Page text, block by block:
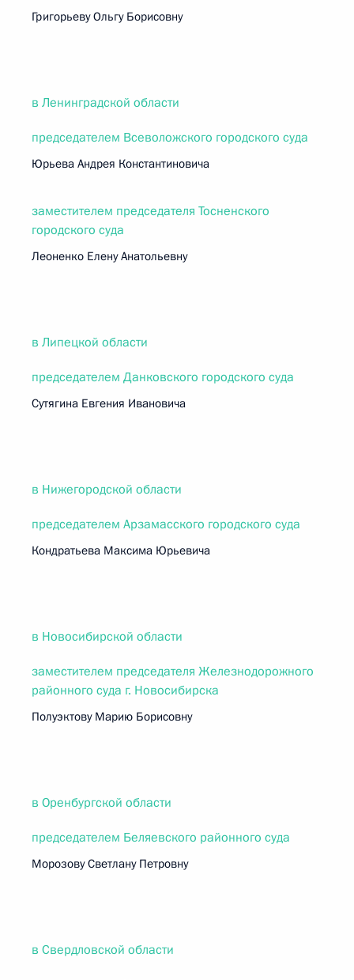
Григорьеву Ольгу Борисовну
в Ленинградской области
председателем Всеволожского городского суда
Юрьева Андрея Константиновича
заместителем председателя Тосненского
городского суда
Леоненко Елену Анатольевну
в Липецкой области
председателем Данковского городского суда
Сутягина Евгения Ивановича
в Нижегородской области
председателем Арзамасского городского суда
Кондратьева Максима Юрьевича
в Новосибирской области
заместителем председателя Железнодорожного
районного суда г. Новосибирска
Полуэктову Марию Борисовну
в Оренбургской области
председателем Беляевского районного суда
Морозову Светлану Петровну
в Свердловской области